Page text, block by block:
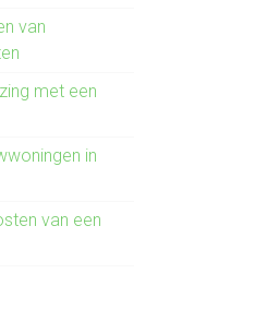
van
met een
in
van een